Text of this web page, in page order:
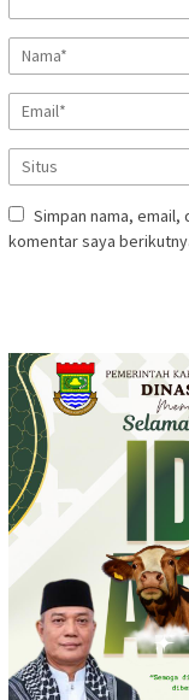
Simpan nama,
komentar saya